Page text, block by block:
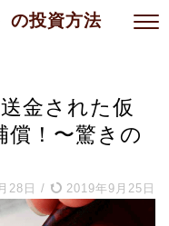
の投資方法
金された仮
償！〜驚きの
28日 / 2019年9月25日